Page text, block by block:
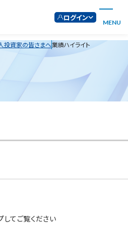
ログイン
MENU
投資家の皆さまへ業績ハイライト
てご覧ください